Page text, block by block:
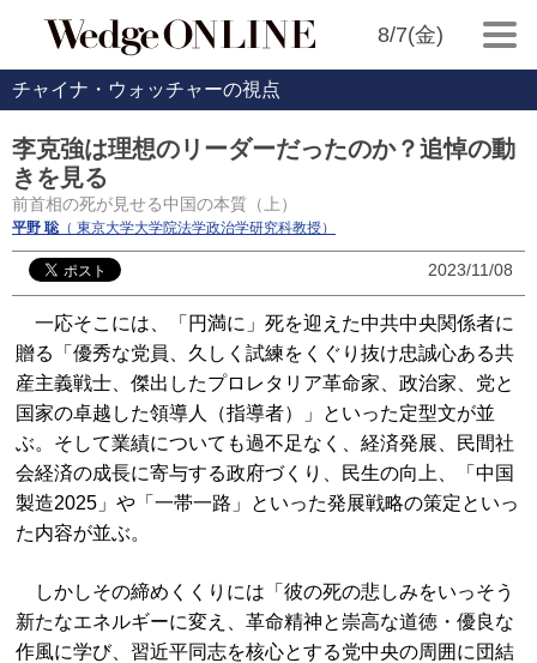
8/7(金)
チャイナ・ウォッチャーの視点
李克強は理想のリーダーだったのか？追悼の動
きを見る
前首相の死が見せる中国の本質（上）
平野 聡 （ 東京大学大学院法学政治学研究科教授）
2023/11/08
一応そこには、「円満に」死を迎えた中共中央関係者に
贈る「優秀な党員、久しく試練をくぐり抜け忠誠心ある共
産主義戦士、傑出したプロレタリア革命家、政治家、党と
国家の卓越した領導人（指導者）」といった定型文が並
ぶ。そして業績についても過不足なく、経済発展、民間社
会経済の成長に寄与する政府づくり、民生の向上、「中国
製造2025」や「一帯一路」といった発展戦略の策定といっ
た内容が並ぶ。
しかしその締めくくりには「彼の死の悲しみをいっそう
新たなエネルギーに変え、革命精神と崇高な道徳・優良な
作風に学び、習近平同志を核心とする党中央の周囲に団結